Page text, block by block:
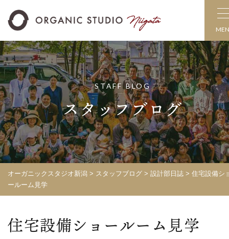
STAFF BLOG
スタッフブログ
オーガニックスタジオ新潟 > スタッフブログ > 設計部日誌 > 住宅設備シ
ールーム見学
住宅設備ショールーム見学